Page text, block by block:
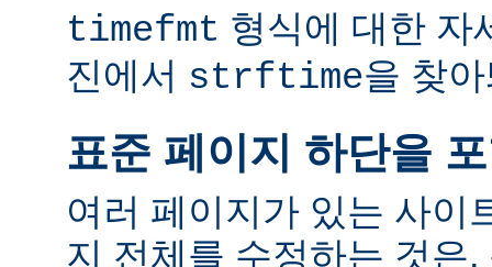
timefmt 형식에 대한 자
진에서 strftime을 찾
표준 페이지 하단을
여러 페이지가 있는 사이
지 전체를 수정하는 것은